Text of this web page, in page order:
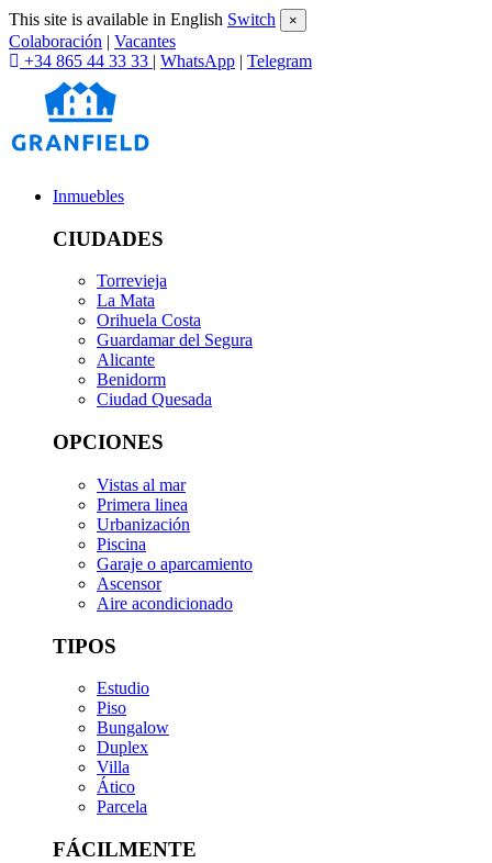
This site is available in English Switch ×
Colaboración | Vacantes
+34 865 44 33 33 | WhatsApp | Telegram
Inmuebles
CIUDADES
Torrevieja
La Mata
Orihuela Costa
Guardamar del Segura
Alicante
Benidorm
Ciudad Quesada
OPCIONES
Vistas al mar
Primera linea
Urbanización
Piscina
Garaje o aparcamiento
Ascensor
Aire acondicionado
TIPOS
Estudio
Piso
Bungalow
Duplex
Villa
Ático
Parcela
FÁCILMENTE